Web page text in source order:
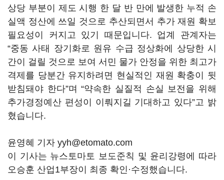
상당 부분이 제도 시행 한 달 반 만에 발생한 누적 손
실액 정산에 쓰일 것으로 추산되면서 추가 재원 확보
필요성이 커지고 있기 때문입니다. 업계 관계자는
“중동 사태 장기화로 원유 수급 정상화에 상당한 시
간이 걸릴 것으로 보여 서민 물가 안정을 위한 최고가
격제를 당분간 유지하려면 현실적인 재원 확충이 뒷
받침돼야 한다”며 “약속한 실질적 손실 보전을 위해
추가경정예산 편성이 이뤄지길 기대하고 있다”고 밝
혔습니다.
윤영혜 기자 yyh@etomato.com
이 기사는 뉴스토마토 보도준칙 및 윤리강령에 따라
오승훈 산업1부장이 최종 확인·수정했습니다.